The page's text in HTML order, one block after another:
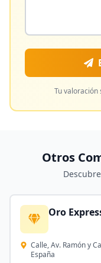
Tu valoración
Otros
Oro
Calle, Av. Ramón y
España